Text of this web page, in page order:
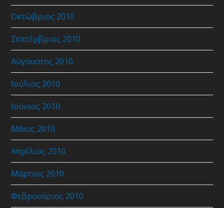
Οκτώβριος 2010
Σεπτέμβριος 2010
Αύγουστος 2010
Ιούλιος 2010
Ιούνιος 2010
Μάιος 2010
Απρίλιος 2010
Μάρτιος 2010
Φεβρουάριος 2010